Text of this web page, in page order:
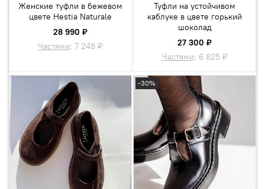
Женские туфли в бежевом
цвете Hestia Naturale
28 990 ₽
Частями: 7 248 ₽
Туфли на устойчивом
каблуке в цвете горький
шоколад
27 300 ₽
Частями: 6 825 ₽
-30%